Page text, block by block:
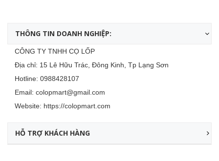
THÔNG TIN DOANH NGHIỆP:
CÔNG TY TNHH CỌ LỐP
Địa chỉ: 15 Lê Hữu Trác, Đông Kinh, Tp Lạng Sơn
Hotline: 0988428107
Email: colopmart@gmail.com
Website: https://colopmart.com
HỖ TRỢ KHÁCH HÀNG